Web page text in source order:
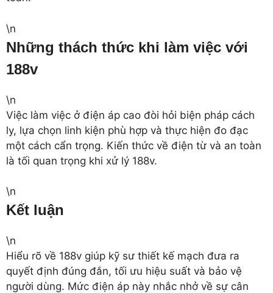
\n
Những thách thức khi làm việc với
188v
\n
Việc làm việc ở điện áp cao đòi hỏi biện pháp cách
ly, lựa chọn linh kiện phù hợp và thực hiện đo đạc
một cách cẩn trọng. Kiến thức về điện từ và an toàn
là tối quan trọng khi xử lý 188v.
\n
Kết luận
\n
Hiểu rõ về 188v giúp kỹ sư thiết kế mạch đưa ra
quyết định đúng đắn, tối ưu hiệu suất và bảo vệ
người dùng. Mức điện áp này nhắc nhở về sự cân